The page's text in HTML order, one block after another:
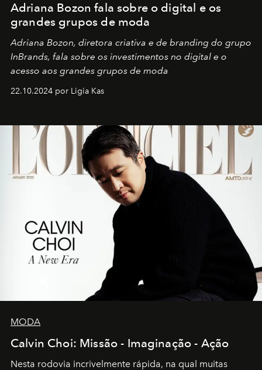
Adriana Bozon fala sobre o digital e os
grandes grupos de moda
Adriana Bozon, diretora criativa e de branding do grupo
InBrands, fala sobre os investimentos no digital e o
acesso aos grandes grupos de moda
22.10.2024 por Ligia Kas
MODA
Calvin Choi: Missão - Imaginação - Ação
Nesta rodovia incrivelmente rápida, na qual muitas